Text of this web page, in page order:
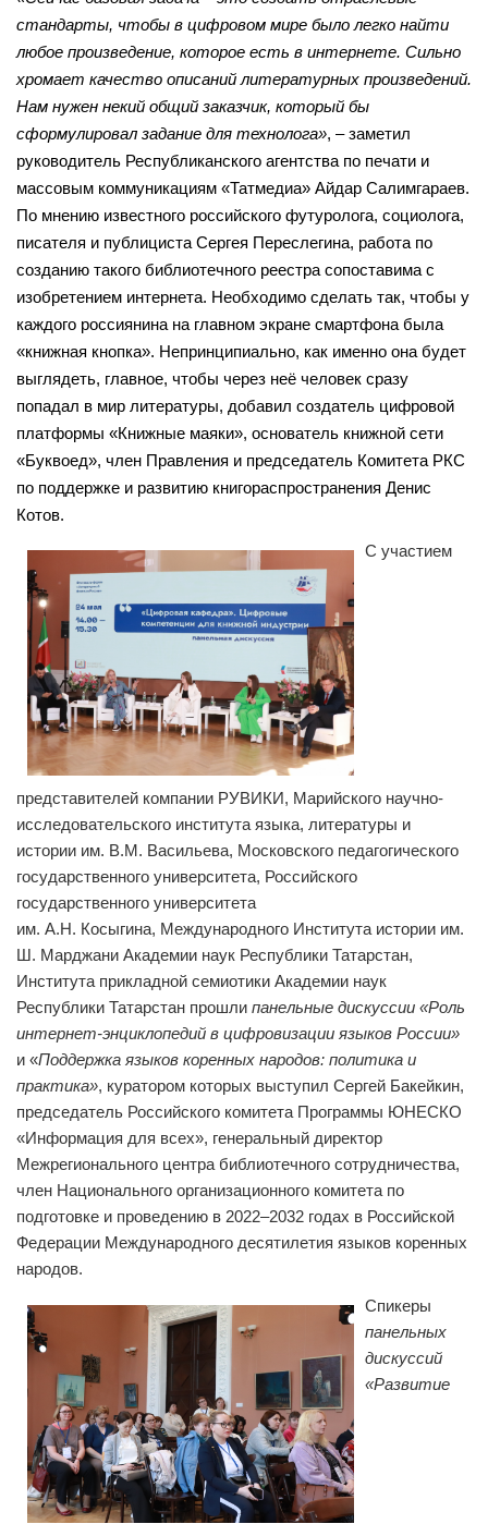
стандарты, чтобы в цифровом мире было легко найти
любое произведение, которое есть в интернете. Сильно
хромает качество описаний литературных произведений.
Нам нужен некий общий заказчик, который бы
сформулировал задание для технолога», – заметил
руководитель Республиканского агентства по печати и
массовым коммуникациям «Татмедиа» Айдар Салимгараев.
По мнению известного российского футуролога, социолога,
писателя и публициста Сергея Переслегина, работа по
созданию такого библиотечного реестра сопоставима с
изобретением интернета. Необходимо сделать так, чтобы у
каждого россиянина на главном экране смартфона была
«книжная кнопка». Непринципиально, как именно она будет
выглядеть, главное, чтобы через неё человек сразу
попадал в мир литературы, добавил создатель цифровой
платформы «Книжные маяки», основатель книжной сети
«Буквоед», член Правления и председатель Комитета РКС
по поддержке и развитию книгораспространения Денис
Котов.
С участием
представителей компании РУВИКИ, Марийского научно-
исследовательского института языка, литературы и
истории им. В.М. Васильева, Московского педагогического
государственного университета, Российского
государственного университета
им. А.Н. Косыгина, Международного Института истории им.
Ш. Марджани Академии наук Республики Татарстан,
Института прикладной семиотики Академии наук
Республики Татарстан прошли панельные дискуссии «Роль
интернет-энциклопедий в цифровизации языков России»
и «Поддержка языков коренных народов: политика и
практика», куратором которых выступил Сергей Бакейкин,
председатель Российского комитета Программы ЮНЕСКО
«Информация для всех», генеральный директор
Межрегионального центра библиотечного сотрудничества,
член Национального организационного комитета по
подготовке и проведению в 2022–2032 годах в Российской
Федерации Международного десятилетия языков коренных
народов.
Спикеры
панельных
дискуссий
«Развитие